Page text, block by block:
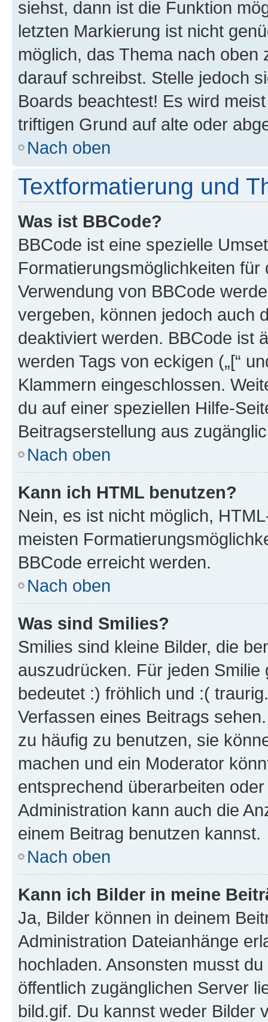
siehst, dann ist die Funktion
letzten Markierung ist nicht
möglich, das Thema nach oben
darauf schreibst. Stelle jedoch
Boards beachtest! Es wird
triftigen Grund auf alte oder
Nach oben
Textformatierung und
Was ist BBCode?
BBCode ist eine spezielle
Formatierungsmöglichkeiten
Verwendung von BBCode
vergeben, können jedoch auch
deaktiviert werden. BBCode ist
werden Tags von eckigen („[“
Klammern eingeschlossen.
du auf einer speziellen Hilfe-
Beitragserstellung aus
Nach oben
Kann ich HTML benutzen?
Nein, es ist nicht möglich,
meisten
BBCode erreicht werden.
Nach oben
Was sind Smilies?
Smilies sind kleine Bilder, die
auszudrücken. Für jeden
bedeutet :) fröhlich und :(
Verfassen eines Beitrags
zu häufig zu benutzen, sie
machen und ein Moderator
entsprechend überarbeiten
Administration kann auch die
einem Beitrag benutzen kannst.
Nach oben
Kann ich Bilder in meine
Ja, Bilder können in deinem
Administration Dateianhänge
hochladen. Ansonsten musst
öffentlich zugänglichen Server
bild.gif. Du kannst weder Bilder